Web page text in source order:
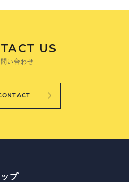
US
い合わせ
プ